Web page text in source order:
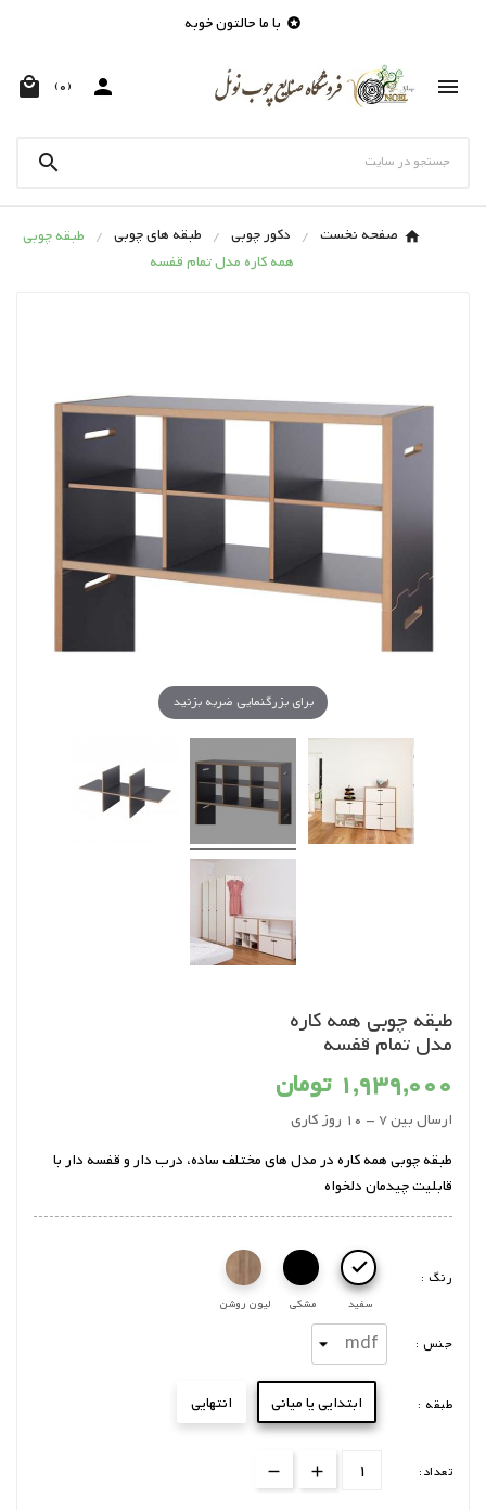
 با ما حالتون خوبه


 (0)

صفحه نخست دکور چوبی طبقه های چوبی
طبقه چوبی
همه کاره مدل تمام قفسه
برای بزرگنمایی ضربه بزنید
طبقه چوبی همه کاره
مدل تمام قفسه
1,939,000 تومان
ارسال بین 7 - 10 روز کاری
طبقه چوبی همه کاره در مدل های مختلف ساده، درب دار و قفسه دار با
قابلیت چیدمان دلخواه
رنگ :
سفید

مشکی لیون روشن
جنس :
طبقه : ابتدایی یا میانی انتهایی
تعداد: